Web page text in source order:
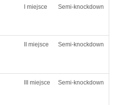
I miejsce Semi-knockdown
II miejsce Semi-knockdown
III miejsce Semi-knockdown